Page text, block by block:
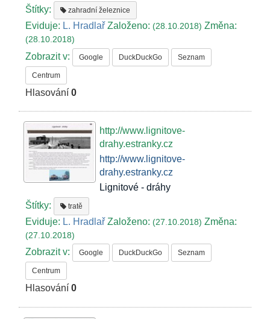
Štítky: zahradní železnice
Eviduje: L. Hradlař Založeno:(28.10.2018)Změna:
(28.10.2018)
Zobrazit v: Google DuckDuckGo Seznam
Centrum
Hlasování0
http://www.lignitove-
drahy.estranky.cz
http://www.lignitove-
drahy.estranky.cz
Lignitové - dráhy
Štítky:
tratě
Eviduje: L. Hradlař Založeno:(27.10.2018)Změna:
(27.10.2018)
Zobrazit v: Google DuckDuckGo Seznam
Centrum
Hlasování0